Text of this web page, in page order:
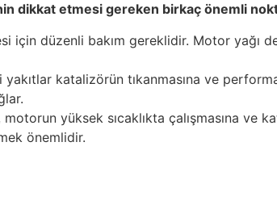
dikkat etmesi gereken birkaç önemli
için düzenli bakım gereklidir. Motor yağı
katalizörün tıkanmasına ve
motorun yüksek sıcaklıkta çalışmasına ve
önemlidir.